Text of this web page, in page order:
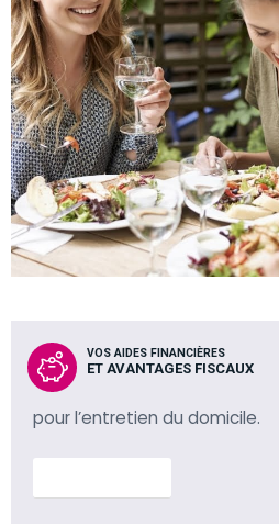
VOS AIDES FINANCIÈRES
ET AVANTAGES FISCAUX
pour l’entretien du domicile.